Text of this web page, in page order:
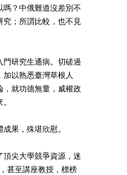
嗎？中俄難道沒差別不
；所謂比較，也不見
門研究生通病。切磋過
以熟悉臺灣草根人
，就功德無量，威權政
果，殊堪欣慰。
頂尖大學競爭資源，迷
甚至講座教授，標榜